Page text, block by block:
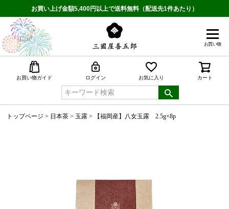
お買い上げ金額5,400円以上で送料無料（配送先1件あたり）
お買い物
お買い物ガイド ログイン お気に入り カート
トップページ 日本茶 玉露 【福岡産】八女玉露 2.5g×8p